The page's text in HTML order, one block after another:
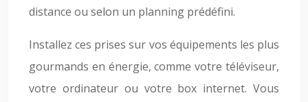
distance ou selon un planning prédéfini.
Installez ces prises sur vos équipements les plus
gourmands en énergie, comme votre téléviseur,
votre ordinateur ou votre box internet. Vous